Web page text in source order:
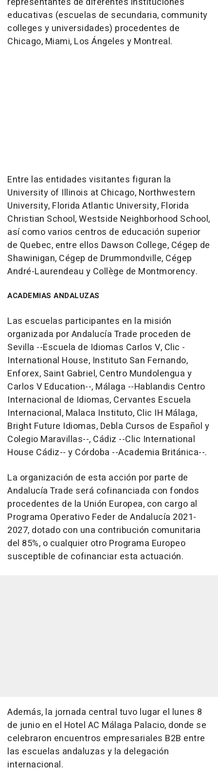
educativas (escuelas de secundaria, community
colleges y universidades) procedentes de
Chicago, Miami, Los Ángeles y Montreal.
Entre las entidades visitantes figuran la
University of Illinois at Chicago, Northwestern
University, Florida Atlantic University, Florida
Christian School, Westside Neighborhood School,
así como varios centros de educación superior
de Quebec, entre ellos Dawson College, Cégep de
Shawinigan, Cégep de Drummondville, Cégep
André-Laurendeau y Collège de Montmorency.
ACADEMIAS ANDALUZAS
Las escuelas participantes en la misión
organizada por Andalucía Trade proceden de
Sevilla --Escuela de Idiomas Carlos V, Clic -
International House, Instituto San Fernando,
Enforex, Saint Gabriel, Centro Mundolengua y
Carlos V Education--, Málaga --Hablandis Centro
Internacional de Idiomas, Cervantes Escuela
Internacional, Malaca Instituto, Clic IH Málaga,
Bright Future Idiomas, Debla Cursos de Español y
Colegio Maravillas--, Cádiz --Clic International
House Cádiz-- y Córdoba --Academia Británica--.
La organización de esta acción por parte de
Andalucía Trade será cofinanciada con fondos
procedentes de la Unión Europea, con cargo al
Programa Operativo Feder de Andalucía 2021-
2027, dotado con una contribución comunitaria
del 85%, o cualquier otro Programa Europeo
susceptible de cofinanciar esta actuación.
Además, la jornada central tuvo lugar el lunes 8
de junio en el Hotel AC Málaga Palacio, donde se
celebraron encuentros empresariales B2B entre
las escuelas andaluzas y la delegación
internacional.